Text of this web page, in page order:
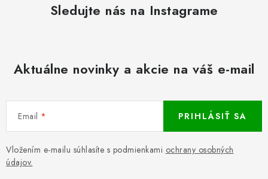
Sledujte nás na Instagrame
Aktuálne novinky a akcie na váš e-mail
Email
Vložením e-mailu súhlasíte s podmienkami ochrany osobných
údajov.
PRIHLÁSIŤ SA